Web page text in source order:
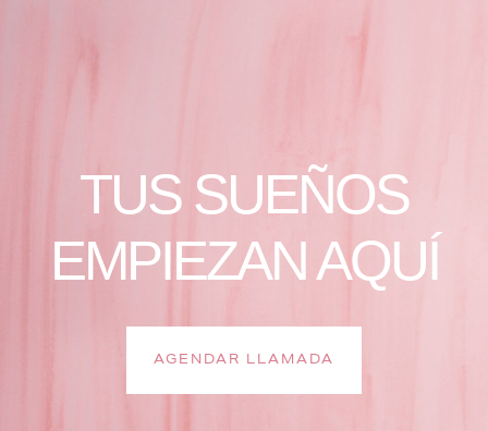
TUS SUEÑOS
EMPIEZAN AQUÍ
AGENDAR LLAMADA